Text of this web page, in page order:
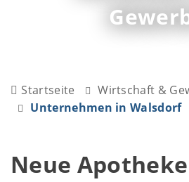
Startseite
Wirtschaft &
Unternehmen in Walsdorf
Neue Apotheke